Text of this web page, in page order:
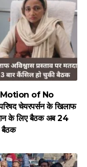
of No
चेयरपर्सन के खिलाफ
के लिए बैठक अब 24
बैठक